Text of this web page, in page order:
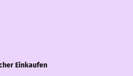
Einkaufen